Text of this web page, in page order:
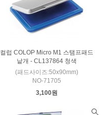
컬럽 COLOP Micro M1 스탬프패드
낱개 - CL137864 청색
(패드사이즈:50x90mm)
NO-71705
3,100원